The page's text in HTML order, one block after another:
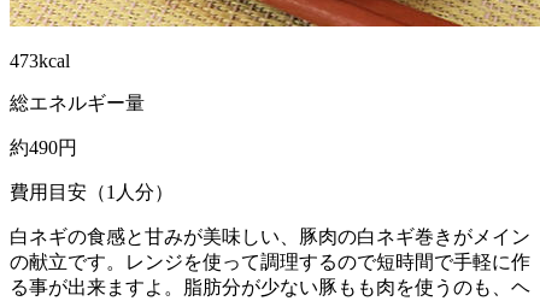
473kcal
総エネルギー量
約490円
費用目安（1人分）
白ネギの食感と甘みが美味しい、豚肉の白ネギ巻きがメイン
の献立です。レンジを使って調理するので短時間で手軽に作
る事が出来ますよ。脂肪分が少ない豚もも肉を使うのも、ヘ